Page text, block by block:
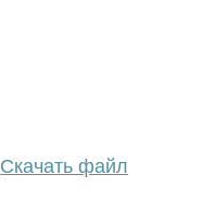
Скачать файл